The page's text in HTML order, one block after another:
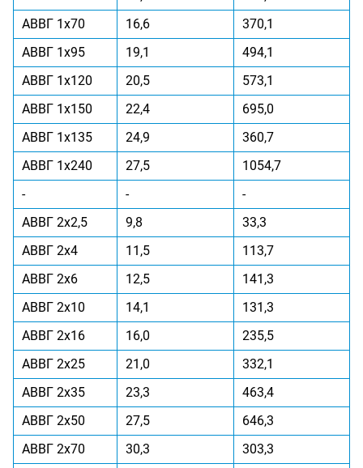
АВВГ 1x70
16,6
370,1
АВВГ 1x95
19,1
494,1
АВВГ 1x120
20,5
573,1
АВВГ 1x150
22,4
695,0
АВВГ 1x135
24,9
360,7
АВВГ 1x240
27,5
1054,7
-
-
-
АВВГ 2x2,5
9,8
33,3
АВВГ 2x4
11,5
113,7
АВВГ 2x6
12,5
141,3
АВВГ 2x10
14,1
131,3
АВВГ 2x16
16,0
235,5
АВВГ 2x25
21,0
332,1
АВВГ 2x35
23,3
463,4
АВВГ 2x50
27,5
646,3
АВВГ 2x70
30,3
303,3